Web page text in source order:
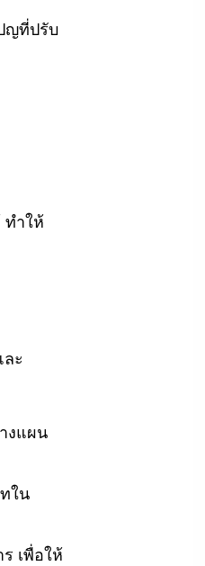
ญที่ปรับ
ทำให้
ะ
งแผน
ใน
เพื่อให้